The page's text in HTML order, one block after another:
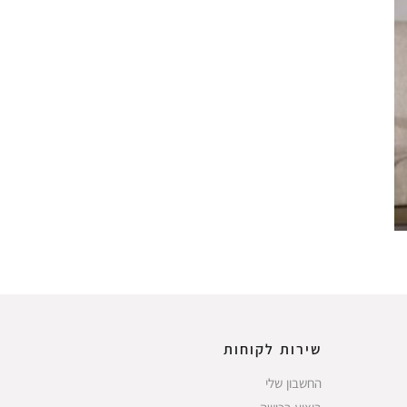
שירות לקוחות
החשבון שלי